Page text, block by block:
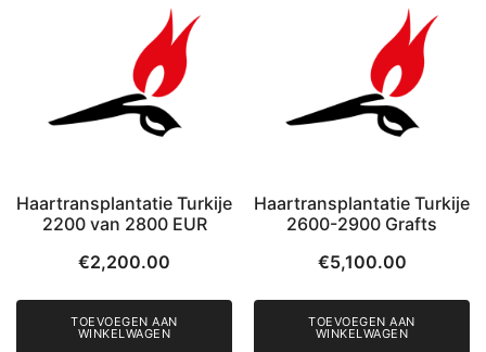
Haartransplantatie Turkije
2200 van 2800 EUR
€2,200.00
TOEVOEGEN AAN
WINKELWAGEN
Haartransplantatie Turkije
2600-2900 Grafts
€5,100.00
TOEVOEGEN AAN
WINKELWAGEN